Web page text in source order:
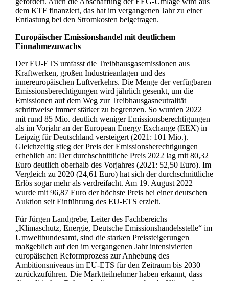
dem KTF finanziert, das hat im vergangenen Jahr zu einer
Entlastung bei den Stromkosten beigetragen.
Europäischer Emissionshandel mit deutlichem
Einnahmezuwachs
Der EU-ETS umfasst die Treibhausgasemissionen aus
Kraftwerken, großen Industrieanlagen und des
innereuropäischen Luftverkehrs. Die Menge der verfügbaren
Emissionsberechtigungen wird jährlich gesenkt, um die
Emissionen auf dem Weg zur Treibhausgasneutralität
schrittweise immer stärker zu begrenzen. So wurden 2022
mit rund 85 Mio. deutlich weniger Emissionsberechtigungen
als im Vorjahr an der European Energy Exchange (EEX) in
Leipzig für Deutschland versteigert (2021: 101 Mio.).
Gleichzeitig stieg der Preis der Emissionsberechtigungen
erheblich an: Der durchschnittliche Preis 2022 lag mit 80,32
Euro deutlich oberhalb des Vorjahres (2021: 52,50 Euro). Im
Vergleich zu 2020 (24,61 Euro) hat sich der durchschnittliche
Erlös sogar mehr als verdreifacht. Am 19. August 2022
wurde mit 96,87 Euro der höchste Preis bei einer deutschen
Auktion seit Einführung des EU-ETS erzielt.
Für Jürgen Landgrebe, Leiter des Fachbereichs
„Klimaschutz, Energie, Deutsche Emissionshandelsstelle“ im
Umweltbundesamt, sind die starken Preissteigerungen
maßgeblich auf den im vergangenen Jahr intensivierten
europäischen Reformprozess zur Anhebung des
Ambitionsniveaus im EU-ETS für den Zeitraum bis 2030
zurückzuführen. Die Marktteilnehmer haben erkannt, dass